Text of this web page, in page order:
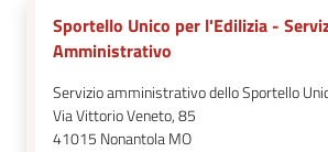
Sportello Unico per l'Edilizia -
Amministrativo
Servizio amministrativo dello Sportello
Via Vittorio Veneto, 85
41015 Nonantola MO